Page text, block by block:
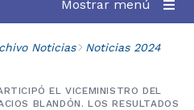
Mostrar menú
Noticias Noticias 2024
EL VICEMINISTRO DEL
BLANDÓN. LOS RESULTADOS